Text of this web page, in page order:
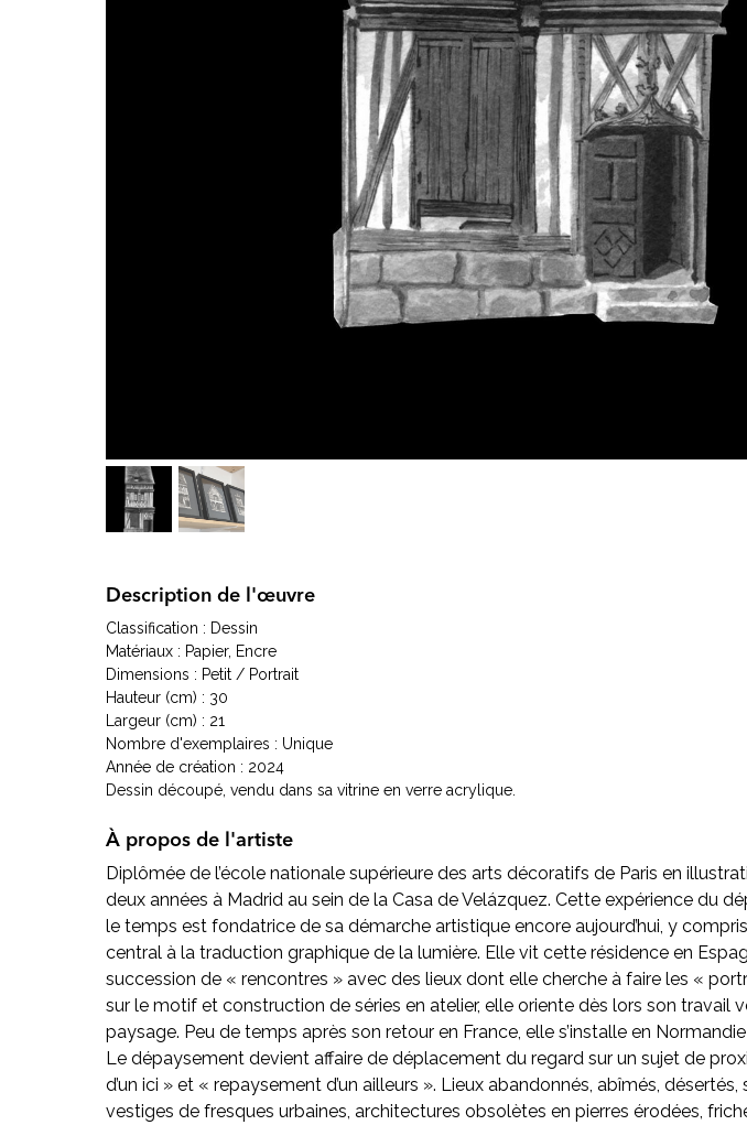
Description de l'œuvre
Classification : Dessin
Matériaux : Papier, Encre
Dimensions : Petit / Portrait
Hauteur (cm) : 30
Largeur (cm) : 21
Nombre d'exemplaires : Unique
Année de création : 2024
Dessin découpé, vendu dans sa vitrine en verre acrylique.
À propos de l'artiste
Diplômée de l’école nationale supérieure des arts décoratifs de Paris en
deux années à Madrid au sein de la Casa de Velázquez. Cette expérience du
le temps est fondatrice de sa démarche artistique encore aujourd’hui, y
central à la traduction graphique de la lumière. Elle vit cette résidence en
succession de « rencontres » avec des lieux dont elle cherche à faire les «
sur le motif et construction de séries en atelier, elle oriente dès lors son travail
paysage. Peu de temps après son retour en France, elle s’installe en
Le dépaysement devient affaire de déplacement du regard sur un sujet de
d’un ici » et « repaysement d’un ailleurs ». Lieux abandonnés, abîmés, désertés,
vestiges de fresques urbaines, architectures obsolètes en pierres érodées,